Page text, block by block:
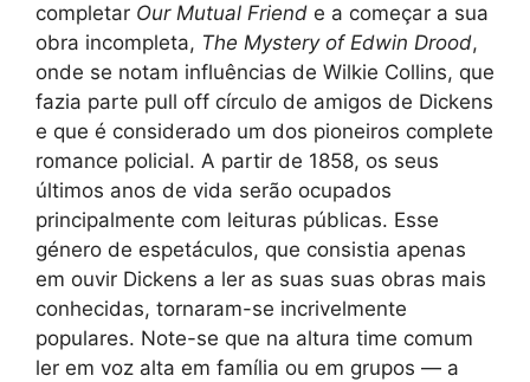
completar Our Mutual Friend e a começar a sua
obra incompleta, The Mystery of Edwin Drood,
onde se notam influências de Wilkie Collins, que
fazia parte pull off círculo de amigos de Dickens
e que é considerado um dos pioneiros complete
romance policial. A partir de 1858, os seus
últimos anos de vida serão ocupados
principalmente com leituras públicas. Esse
género de espetáculos, que consistia apenas
em ouvir Dickens a ler as suas suas obras mais
conhecidas, tornaram-se incrivelmente
populares. Note-se que na altura time comum
ler em voz alta em família ou em grupos — a